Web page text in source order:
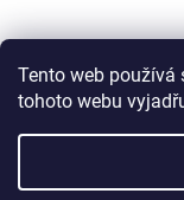
Tento web používá
tohoto webu
á